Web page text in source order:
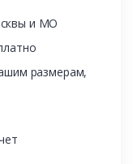
и МО
размерам,